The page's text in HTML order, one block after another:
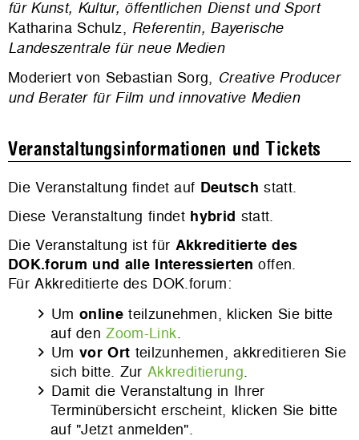
für Kunst, Kultur, öffentlichen Dienst und Sport
Katharina Schulz, Referentin, Bayerische
Landeszentrale für neue Medien
Moderiert von Sebastian Sorg, Creative Producer
und Berater für Film und innovative Medien
Veranstaltungsinformationen und Tickets
Die Veranstaltung findet auf Deutschstatt.
Diese Veranstaltung findet hybrid statt.
Die Veranstaltung ist für Akkreditierte des
DOK.forum und alle Interessierten offen.
Für Akkreditierte des DOK.forum:
Um online teilzunehmen, klicken Sie bitte
auf denZoom-Link.
Um vor Ort teilzunhemen, akkreditieren Sie
sich bitte. ZurAkkreditierung.
Damit die Veranstaltung in Ihrer
Terminübersicht erscheint, klicken Sie bitte
auf "Jetzt anmelden".